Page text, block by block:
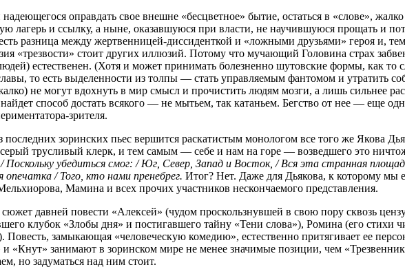
оправдать свое внешне «бесцветное» бытие, остаться в «слове»,
лагерь и ссылку, а ныне, оказавшуюся при власти, не научившуюся прощать и
разница между жертвенницей-диссиденткой и «ложными друзьями» героя и,
«трезвости» стоит других иллюзий. Потому что мучающий Головина страх
естественен. (Хотя и может принимать болезненно шутовские формы, как то
то есть выделенности из толпы — стать управляемым фантомом и утратить
не могут вдохнуть в мир смысл и прочистить людям мозги, а лишь сильнее
способ достать всякого — не мытьем, так катаньем. Бегство от нее — еще
зрителя.
зоринских пьес вершится раскатистым монологом все того же Якова
трусливый клерк, и тем самым — себе и нам на горе — возведшего это
убедиться смог: / Юг, Север, Запад и Восток, / Вся эта странная
/ Того, кто нами пренебрег. Итог? Нет. Даже для Дьякова, к которому мы
Мамина и всех прочих участников нескончаемого представления.
давней повести «Алексей» (чудом проскользнувшей в свою пору сквозь
клубок «Злобы дня» и постигавшего тайну «Тени слова»), Ромина (его стихи
Повесть, замыкающая «человеческую комедию», естественно притягивает ее
«Кнут» занимают в зоринском мире не менее значимые позиции, чем
но задуматься над ним стоит.